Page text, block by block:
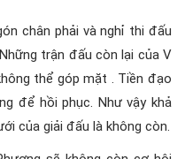
chân phải và nghỉ thi đấu
trận đấu còn lại của V
thể góp mặt . Tiền đạo
để hồi phục. Như vậy khả
của giải đấu là không còn.